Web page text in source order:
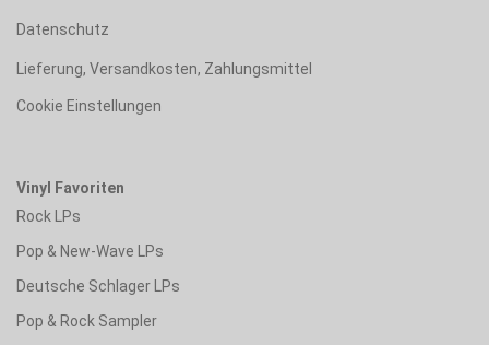
Datenschutz
Lieferung, Versandkosten, Zahlungsmittel
Cookie Einstellungen
Vinyl Favoriten
Rock LPs
Pop & New-Wave LPs
Deutsche Schlager LPs
Pop & Rock Sampler